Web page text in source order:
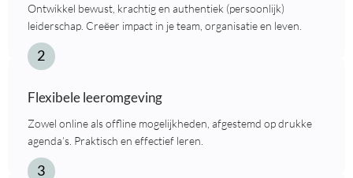
Ontwikkel bewust, krachtig en authentiek (persoonlijk)
leiderschap. Creëer impact in je team, organisatie en leven.
Flexibele leeromgeving
Zowel online als offline mogelijkheden, afgestemd op drukke
agenda’s. Praktisch en effectief leren.